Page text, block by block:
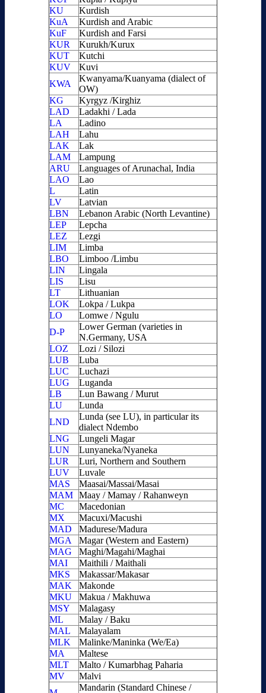
KU
Kurdish
KuA
Kurdish and Arabic
KuF
Kurdish and Farsi
KUR
Kurukh/Kurux
KUT
Kutchi
KUV
Kuvi
KWA
Kwanyama/Kuanyama (dialect of
OW)
KG
Kyrgyz /Kirghiz
LAD
Ladakhi / Lada
LA
Ladino
LAH
Lahu
LAK
Lak
LAM
Lampung
ARU
Languages of Arunachal, India
LAO
Lao
L
Latin
LV
Latvian
LBN
Lebanon Arabic (North Levantine)
LEP
Lepcha
LEZ
Lezgi
LIM
Limba
LBO
Limboo /Limbu
LIN
Lingala
LIS
Lisu
LT
Lithuanian
LOK
Lokpa / Lukpa
LO
Lomwe / Ngulu
D-P
Lower German (varieties in
N.Germany, USA
LOZ
Lozi / Silozi
LUB
Luba
LUC
Luchazi
LUG
Luganda
LB
Lun Bawang / Murut
LU
Lunda
LND
Lunda (see LU), in particular its
dialect Ndembo
LNG
Lungeli Magar
LUN
Lunyaneka/Nyaneka
LUR
Luri, Northern and Southern
LUV
Luvale
MAS
Maasai/Massai/Masai
MAM Maay / Mamay / Rahanweyn
MC
Macedonian
MX
Macuxi/Macushi
MAD
Madurese/Madura
MGA
Magar (Western and Eastern)
MAG
Maghi/Magahi/Maghai
MAI
Maithili / Maithali
MKS
Makassar/Makasar
MAK
Makonde
MKU
Makua / Makhuwa
MSY
Malagasy
ML
Malay / Baku
MAL
Malayalam
MLK
Malinke/Maninka (We/Ea)
MA
Maltese
MLT
Malto / Kumarbhag Paharia
MV
Malvi
Mandarin (Standard Chinese /